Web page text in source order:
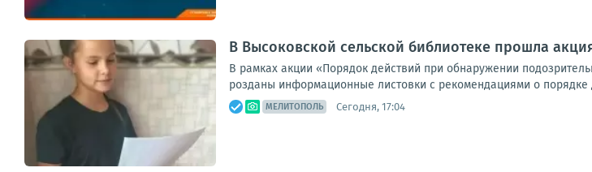
В Высоковской сельской библиотеке прошла
В рамках акции «Порядок действий при обнаружении
розданы информационные листовки с рекомендациями о
МЕЛИТОПОЛЬ Сегодня, 17:04